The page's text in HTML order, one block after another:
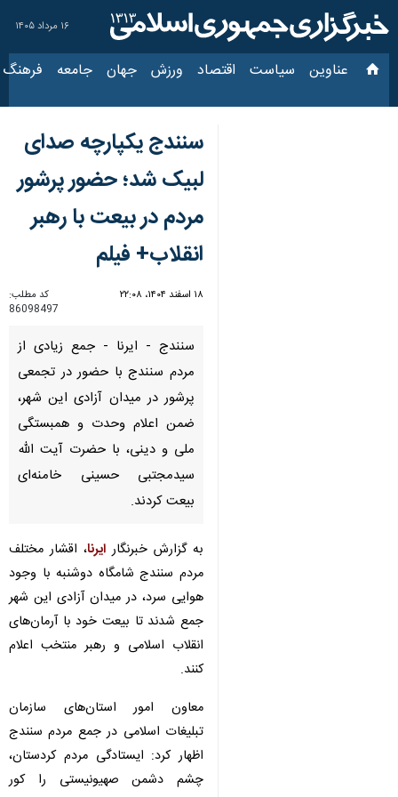
۱۶ مرداد ۱۴۰۵
عناوین‌ سیاست اقتصاد ورزش جهان جامعه فرهنگ
سنندج یکپارچه صدای
لبیک شد؛ حضور پرشور
مردم در بیعت با رهبر
انقلاب+ فیلم
۱۸ اسفند ۱۴۰۴، ۲۲:۰۸
کد مطلب:
86098497
سنندج - ایرنا - جمع زیادی از
مردم سنندج با حضور در تجمعی
پرشور در میدان آزادی این شهر،
ملی و دینی، با حضرت آیت الله
سیدمجتبی حسینی خامنه‌ای
بیعت کردند.
به گزارش خبرنگار ایرنا ، اقشار مختلف
هوایی سرد، در میدان آزادی این شهر
جمع شدند تا بیعت خود با آرمان‌های
انقلاب اسلامی و رهبر منتخب اعلام
کنند.